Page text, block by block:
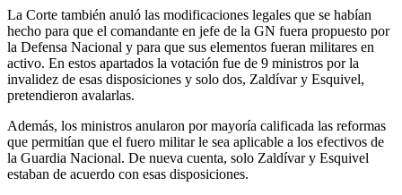
Linkedin
La Corte también anuló las modificaciones legales que se habían
hecho para que el comandante en jefe de la GN fuera propuesto por
la Defensa Nacional y para que sus elementos fueran militares en
activo. En estos apartados la votación fue de 9 ministros por la
invalidez de esas disposiciones y solo dos, Zaldívar y Esquivel,
pretendieron avalarlas.
Además, los ministros anularon por mayoría calificada las reformas
que permitían que el fuero militar le sea aplicable a los efectivos de
la Guardia Nacional. De nueva cuenta, solo Zaldívar y Esquivel
estaban de acuerdo con esas disposiciones.